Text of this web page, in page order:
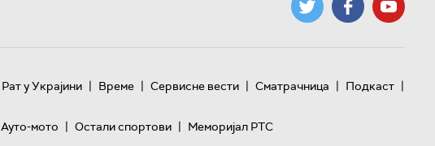
Рат у Украјини | Време | Сервисне вести | Сматрачница | Подкаст |
Ауто-мото | Остали спортови | Меморијал РТС